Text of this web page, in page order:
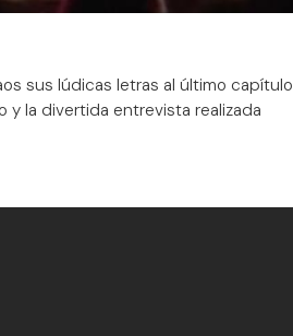
sus lúdicas letras al último capítulo
y la divertida entrevista realizada